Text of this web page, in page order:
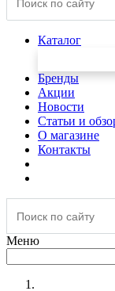
Каталог
Бренды
Акции
Новости
Статьи и
О магазине
Контакты
Меню